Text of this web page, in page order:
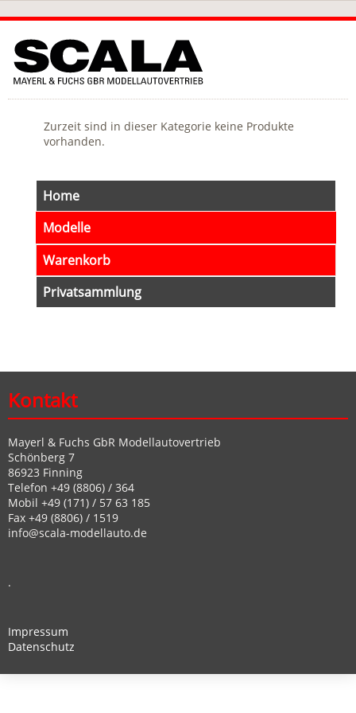
Zurzeit sind in dieser Kategorie keine Produkte
vorhanden.
Navigation
überspringen
Home
Modelle
Warenkorb
Privatsammlung
Kontakt
Mayerl & Fuchs GbR Modellautovertrieb
Schönberg 7
86923 Finning
Telefon +49 (8806) / 364
Mobil +49 (171) / 57 63 185
Fax +49 (8806) / 1519
info@scala-modellauto.de
.
Impressum
Datenschutz